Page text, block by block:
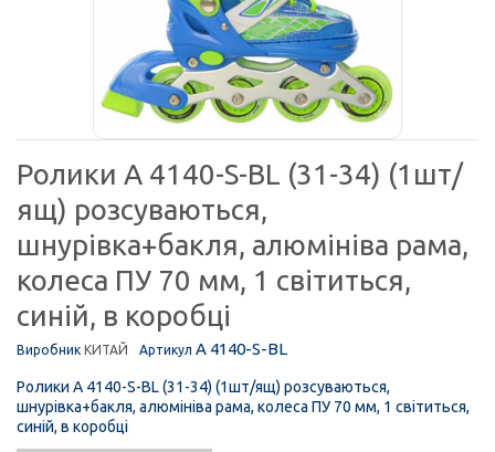
Ролики A 4140-S-BL (31-34) (1шт/
ящ) розсуваються,
шнурівка+бакля, алюмініва рама,
колеса ПУ 70 мм, 1 світиться,
синій, в коробці
Виробник КИТАЙ Артикул A 4140-S-BL
Ролики A 4140-S-BL (31-34) (1шт/ящ) розсуваються,
шнурівка+бакля, алюмініва рама, колеса ПУ 70 мм, 1 світиться,
синій, в коробці